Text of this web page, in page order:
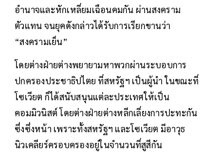
อำนาจและหักเหลี่ยมเฉือนคมกัน ผ่านสงคราม
ตัวแทน จนยุคดังกล่าวได้รับการเรียกขานว่า
“สงครามเย็น”
โดยต่างฝ่ายต่างพยายามหาพวกผ่านระบอบการ
ปกครองประชาธิปไตย ที่สหรัฐฯ เป็นผู้นำ ในขณะที่
โซเวียต ก็ได้สนับสนุนแต่ละประเทศให้เป็น
คอมมิวนิสต์ โดยต่างฝ่ายต่างหลีกเลี่ยงการปะทะกัน
ซึ่งซึ่งหน้า เพราะทั้งสหรัฐฯ และโซเวียต มีอาวุธ
นิวเคลียร์ครอบครองอยู่ในจำนวนที่สูสีกัน